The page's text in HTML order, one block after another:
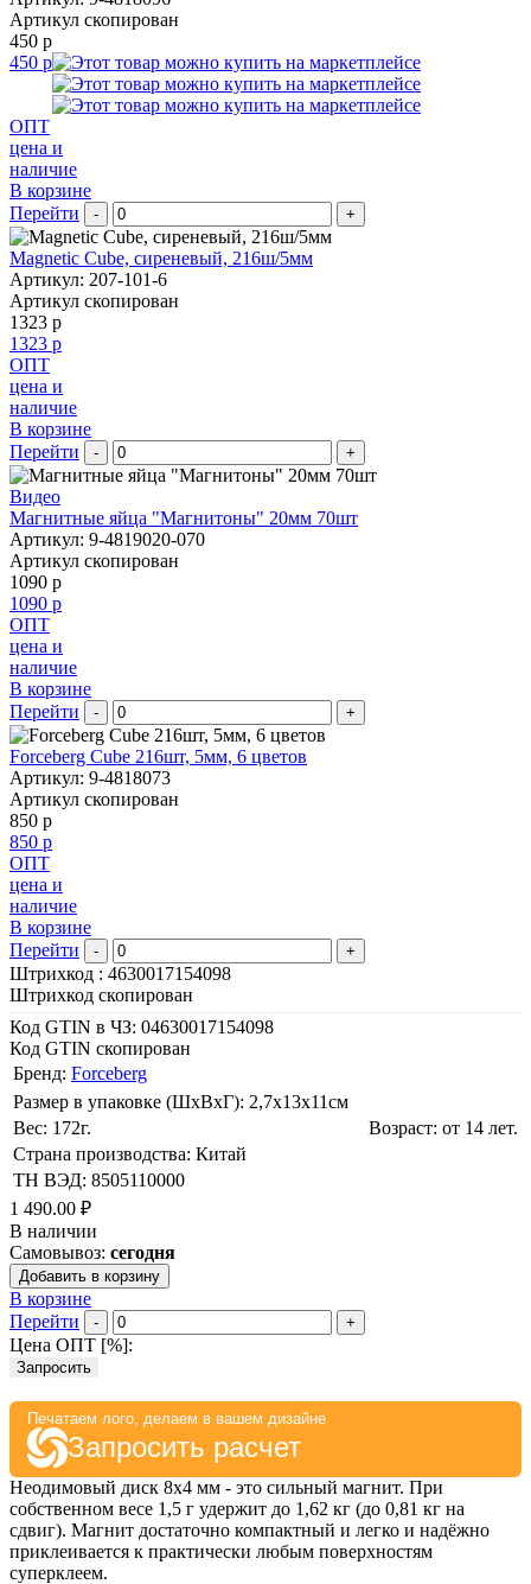
Артикул скопирован
450 р
450 р
ОПТ
цена и
наличие
В корзине
Перейти
- +
Magnetic Cube, сиреневый, 216ш/5мм
Артикул: 207-101-6
Артикул скопирован
1323 р
1323 р
ОПТ
цена и
наличие
В корзине
Перейти
- +
Видео
Магнитные яйца "Магнитоны" 20мм 70шт
Артикул: 9-4819020-070
Артикул скопирован
1090 р
1090 р
ОПТ
цена и
наличие
В корзине
Перейти
- +
Forceberg Cube 216шт, 5мм, 6 цветов
Артикул: 9-4818073
Артикул скопирован
850 р
850 р
ОПТ
цена и
наличие
В корзине
Перейти
- +
Штрихкод : 4630017154098
Штрихкод скопирован
Код GTIN в ЧЗ: 04630017154098
Код GTIN скопирован
Бренд: Forceberg
Размер в упаковке (ШхВxГ): 2,7х13х11cм
Вес: 172г.
Возраст: от 14 лет.
Страна производства: Китай
ТН ВЭД: 8505110000
1 490.00 ₽
В наличии
Самовывоз: сегодня
Добавить в корзину
В корзине
Перейти
- +
Цена ОПТ [%]:
Запросить
Печатаем лого, делаем в вашем дизайне
Запросить расчет
Неодимовый диск 8х4 мм - это сильный магнит. При
собственном весе 1,5 г удержит до 1,62 кг (до 0,81 кг на
сдвиг). Магнит достаточно компактный и легко и надёжно
приклеивается к практически любым поверхностям
суперклеем.